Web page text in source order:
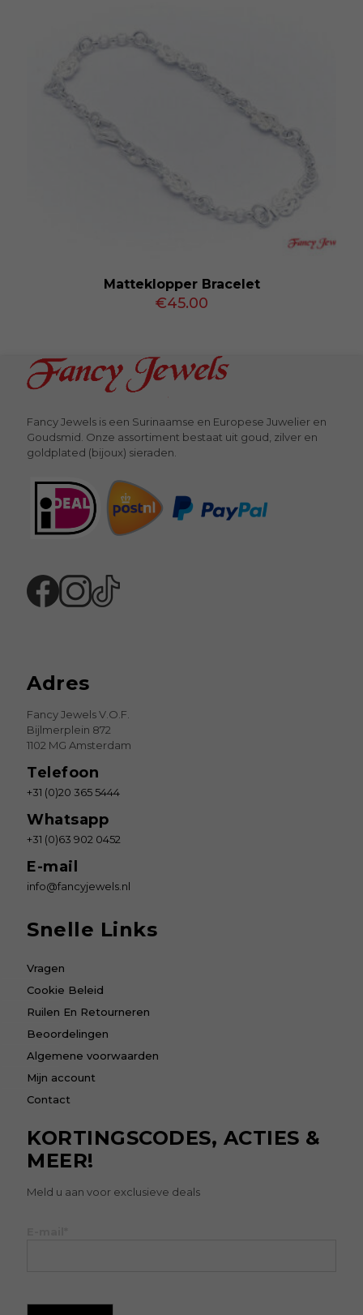
Matteklopper Bracelet
€45.00
Fancy Jewels is een Surinaamse en Europese Juwelier en
Goudsmid. Onze assortiment bestaat uit goud, zilver en
goldplated (bijoux) sieraden.
Adres
Fancy Jewels V.O.F.
Bijlmerplein 872
1102 MG Amsterdam
Telefoon
+31 (0)20 365 5444
Whatsapp
+31 (0)63 902 0452
E-mail
info@fancyjewels.nl
Snelle Links
Vragen
Cookie Beleid
Ruilen En Retourneren
Beoordelingen
Algemene voorwaarden
Mijn account
Contact
KORTINGSCODES, ACTIES &
MEER!
Meld u aan voor exclusieve deals